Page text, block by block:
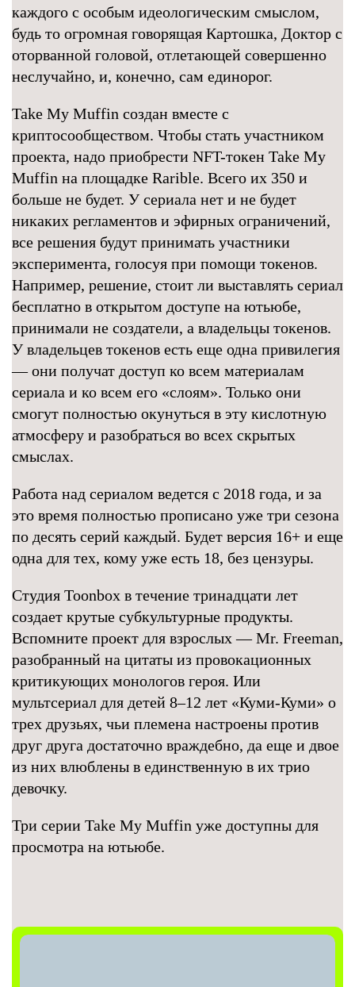
каждого с особым идеологическим смыслом,
будь то огромная говорящая Картошка, Доктор с
оторванной головой, отлетающей совершенно
неслучайно, и, конечно, сам единорог.
Take My Muffin создан вместе с
криптосообществом. Чтобы стать участником
проекта, надо приобрести NFT-токен Take My
Muffin на площадке Rarible. Всего их 350 и
больше не будет. У сериала нет и не будет
никаких регламентов и эфирных ограничений,
все решения будут принимать участники
эксперимента, голосуя при помощи токенов.
Например, решение, стоит ли выставлять сериал
бесплатно в открытом доступе на ютьюбе,
принимали не создатели, а владельцы токенов.
У владельцев токенов есть еще одна привилегия
— они получат доступ ко всем материалам
сериала и ко всем его «слоям». Только они
смогут полностью окунуться в эту кислотную
атмосферу и разобраться во всех скрытых
смыслах.
Работа над сериалом ведется с 2018 года, и за
это время полностью прописано уже три сезона
по десять серий каждый. Будет версия 16+ и еще
одна для тех, кому уже есть 18, без цензуры.
Студия Toonbox в течение тринадцати лет
создает крутые субкультурные продукты.
Вспомните проект для взрослых — Mr. Freeman,
разобранный на цитаты из провокационных
критикующих монологов героя. Или
мультсериал для детей 8–12 лет «Куми-Куми» о
трех друзьях, чьи племена настроены против
друг друга достаточно враждебно, да еще и двое
из них влюблены в единственную в их трио
девочку.
Три серии Take My Muffin уже доступны для
просмотра на ютьюбе.